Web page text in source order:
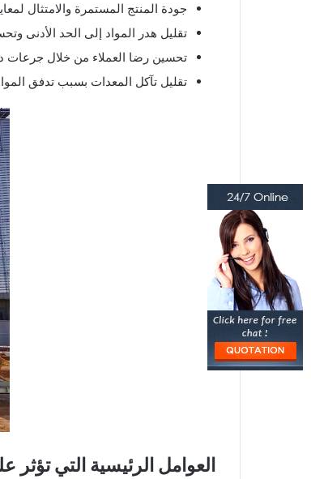
جودة المنتج المستمرة والامتثال
تقليل هدر المواد إلى الحد الأدنى
تحسين رضا العملاء من خلال جرعات
تقليل تآكل المعدات بسبب تدفق
العوامل الرئيسية التي